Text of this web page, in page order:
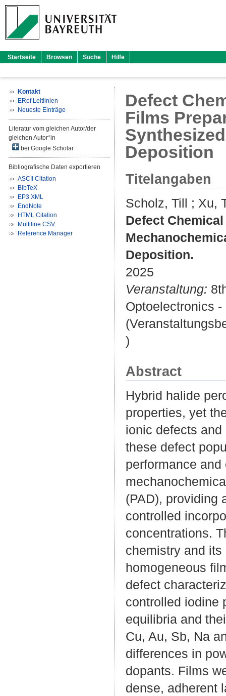
Startseite Browsen Suche Hilfe
Kontakt
ERef Leitlinien
Neueste Einträge
Literatur vom gleichen Autor/der
gleichen Autor*in
bei Google Scholar
Bibliografische Daten exportieren
ASCII Citation
BibTeX
EP3 XML
EndNote
HTML Citation
Multiline CSV
Reference Manager
Defect
Films
Deposition
Titelangaben
Scholz, Till ; Xu,
Defect
Deposition.
2025
Veranstaltung:
Optoelectronics
)
Abstract
Hybrid halide
properties, yet
ionic defects
these defect
performance
(PAD), providing
controlled
concentrations.
chemistry and
homogeneous
defect
controlled iodine
equilibria and
Cu, Au, Sb, Na
differences in
dopants. Films
dense, adherent